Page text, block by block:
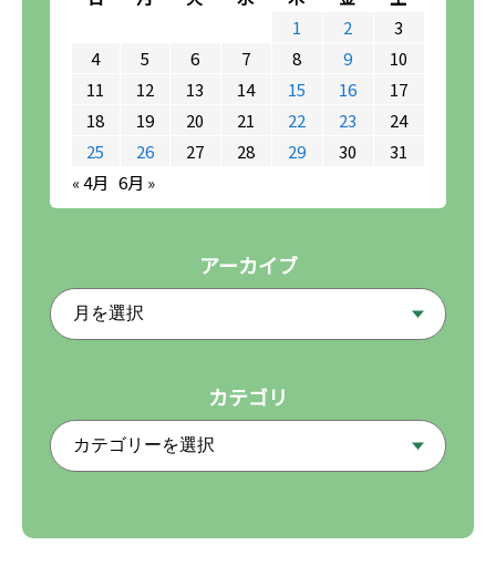
1
2
3
4
5 6 7 8 9
10
11
12 13 14 15 16
17
18
19 20 21 22 23
24
25
26 27 28 29 30
31
« 4月 6月 »
アーカイブ
カテゴリ